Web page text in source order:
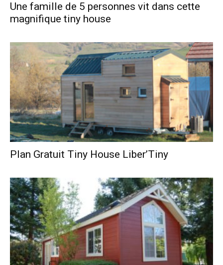
Une famille de 5 personnes vit dans cette
magnifique tiny house
Plan Gratuit Tiny House Liber’Tiny